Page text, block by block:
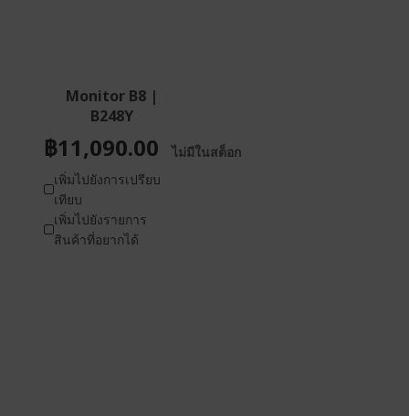
Monitor B8 |
B248Y
฿11,090.00
ไม่มีในสต็อก
เพิ่มไปยังการเปรียบ
เทียบ
เพิ่มไปยังรายการ
สินค้าที่อยากได้